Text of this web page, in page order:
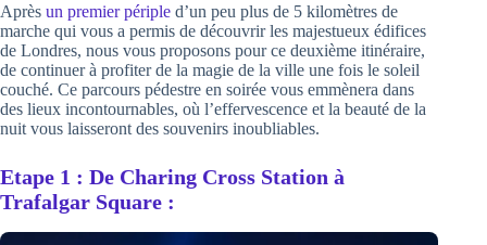
Après un premier périple d’un peu plus de 5 kilomètres de
marche qui vous a permis de découvrir les majestueux édifices
de Londres, nous vous proposons pour ce deuxième itinéraire,
de continuer à profiter de la magie de la ville une fois le soleil
couché. Ce parcours pédestre en soirée vous emmènera dans
des lieux incontournables, où l’effervescence et la beauté de la
nuit vous laisseront des souvenirs inoubliables.
Etape 1 : De Charing Cross Station à
Trafalgar Square :